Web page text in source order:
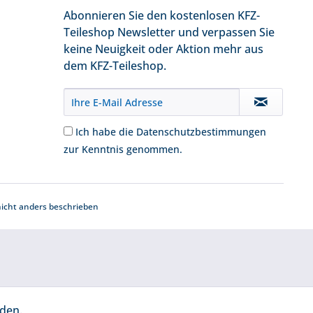
Abonnieren Sie den kostenlosen KFZ-
Teileshop Newsletter und verpassen Sie
keine Neuigkeit oder Aktion mehr aus
dem KFZ-Teileshop.
Ich habe die Datenschutzbestimmungen
zur Kenntnis genommen.
anders beschrieben